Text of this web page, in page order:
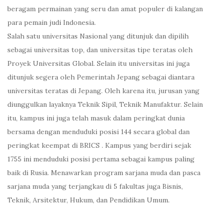
beragam permainan yang seru dan amat populer di kalangan
para pemain judi Indonesia.
Salah satu universitas Nasional yang ditunjuk dan dipilih
sebagai universitas top, dan universitas tipe teratas oleh
Proyek Universitas Global. Selain itu universitas ini juga
ditunjuk segera oleh Pemerintah Jepang sebagai diantara
universitas teratas di Jepang. Oleh karena itu, jurusan yang
diunggulkan layaknya Teknik Sipil, Teknik Manufaktur. Selain
itu, kampus ini juga telah masuk dalam peringkat dunia
bersama dengan menduduki posisi 144 secara global dan
peringkat keempat di BRICS . Kampus yang berdiri sejak
1755 ini menduduki posisi pertama sebagai kampus paling
baik di Rusia. Menawarkan program sarjana muda dan pasca
sarjana muda yang terjangkau di 5 fakultas juga Bisnis,
Teknik, Arsitektur, Hukum, dan Pendidikan Umum.